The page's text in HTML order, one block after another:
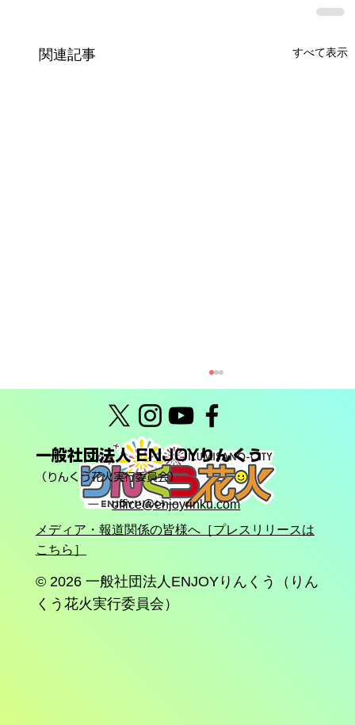
関連記事 すべて表示
りんくう花火2026終了＆翌朝6月7日(日)
「大クリーン！りんくう（清掃活動）」
のお知らせ
一般社団法人 ENJOYりんくう
（りんくう花火実行委員会）
office@enjoyrinku.com
メディア・報道関係の皆様へ［プレスリリースは
こちら］
© 2026 一般社団法人ENJOYりんくう（りん
くう花火実行委員会）